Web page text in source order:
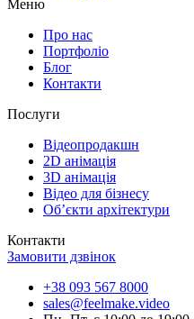
Меню
Про нас
Портфоліо
Блог
Контакти
Послуги
Відеопродакшн
2D анімація
3D анімація
Відео для бізнесу
Об’єкти архітектури
Контакти
Замовити дзвінок
+38 093 567 8000
sales@feelmake.video